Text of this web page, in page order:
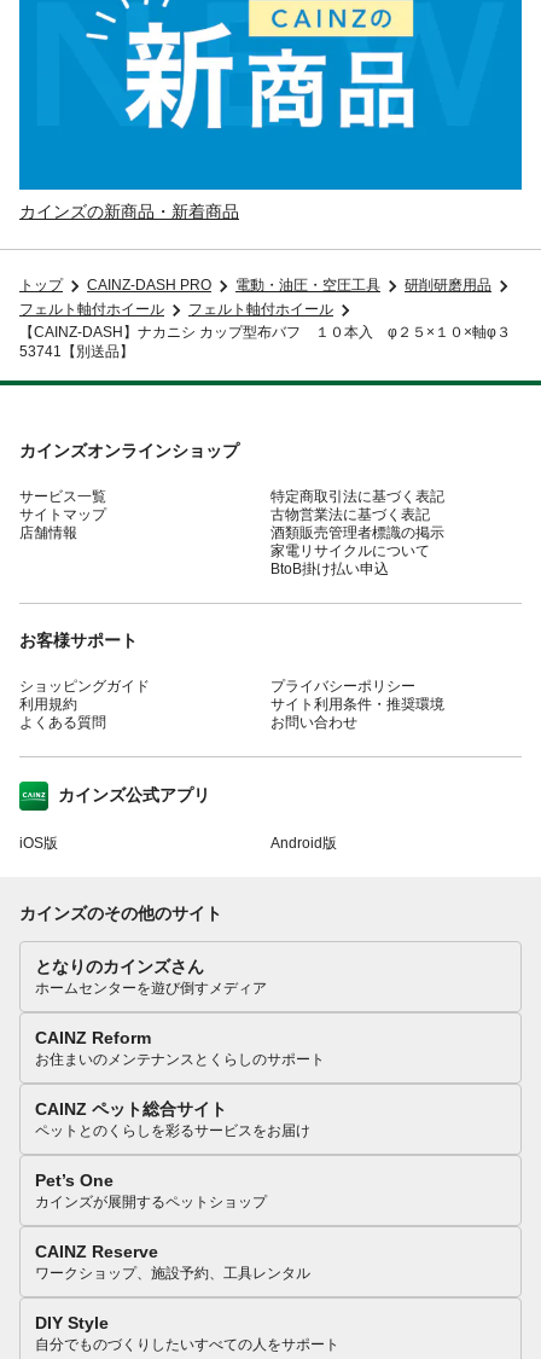
カインズの新商品・新着商品
トップ CAINZ-DASH PRO 電動・油圧・空圧工具
研削研磨用品
フェルト軸付ホイール
フェルト軸付ホイール
【CAINZ-DASH】ナカニシ カップ型布バフ １０本入 φ２５×１０×軸φ３
53741【別送品】
カインズオンラインショップ
サービス一覧
サイトマップ
店舗情報
特定商取引法に基づく表記
古物営業法に基づく表記
酒類販売管理者標識の掲示
家電リサイクルについて
BtoB掛け払い申込
お客様サポート
ショッピングガイド
利用規約
よくある質問
プライバシーポリシー
サイト利用条件・推奨環境
お問い合わせ
カインズ公式アプリ
iOS版 Android版
カインズのその他のサイト
となりのカインズさん
ホームセンターを遊び倒すメディア
CAINZ Reform
お住まいのメンテナンスとくらしのサポート
CAINZ ペット総合サイト
ペットとのくらしを彩るサービスをお届け
Pet’s One
カインズが展開するペットショップ
CAINZ Reserve
ワークショップ、施設予約、工具レンタル
DIY Style
自分でものづくりしたいすべての人をサポート